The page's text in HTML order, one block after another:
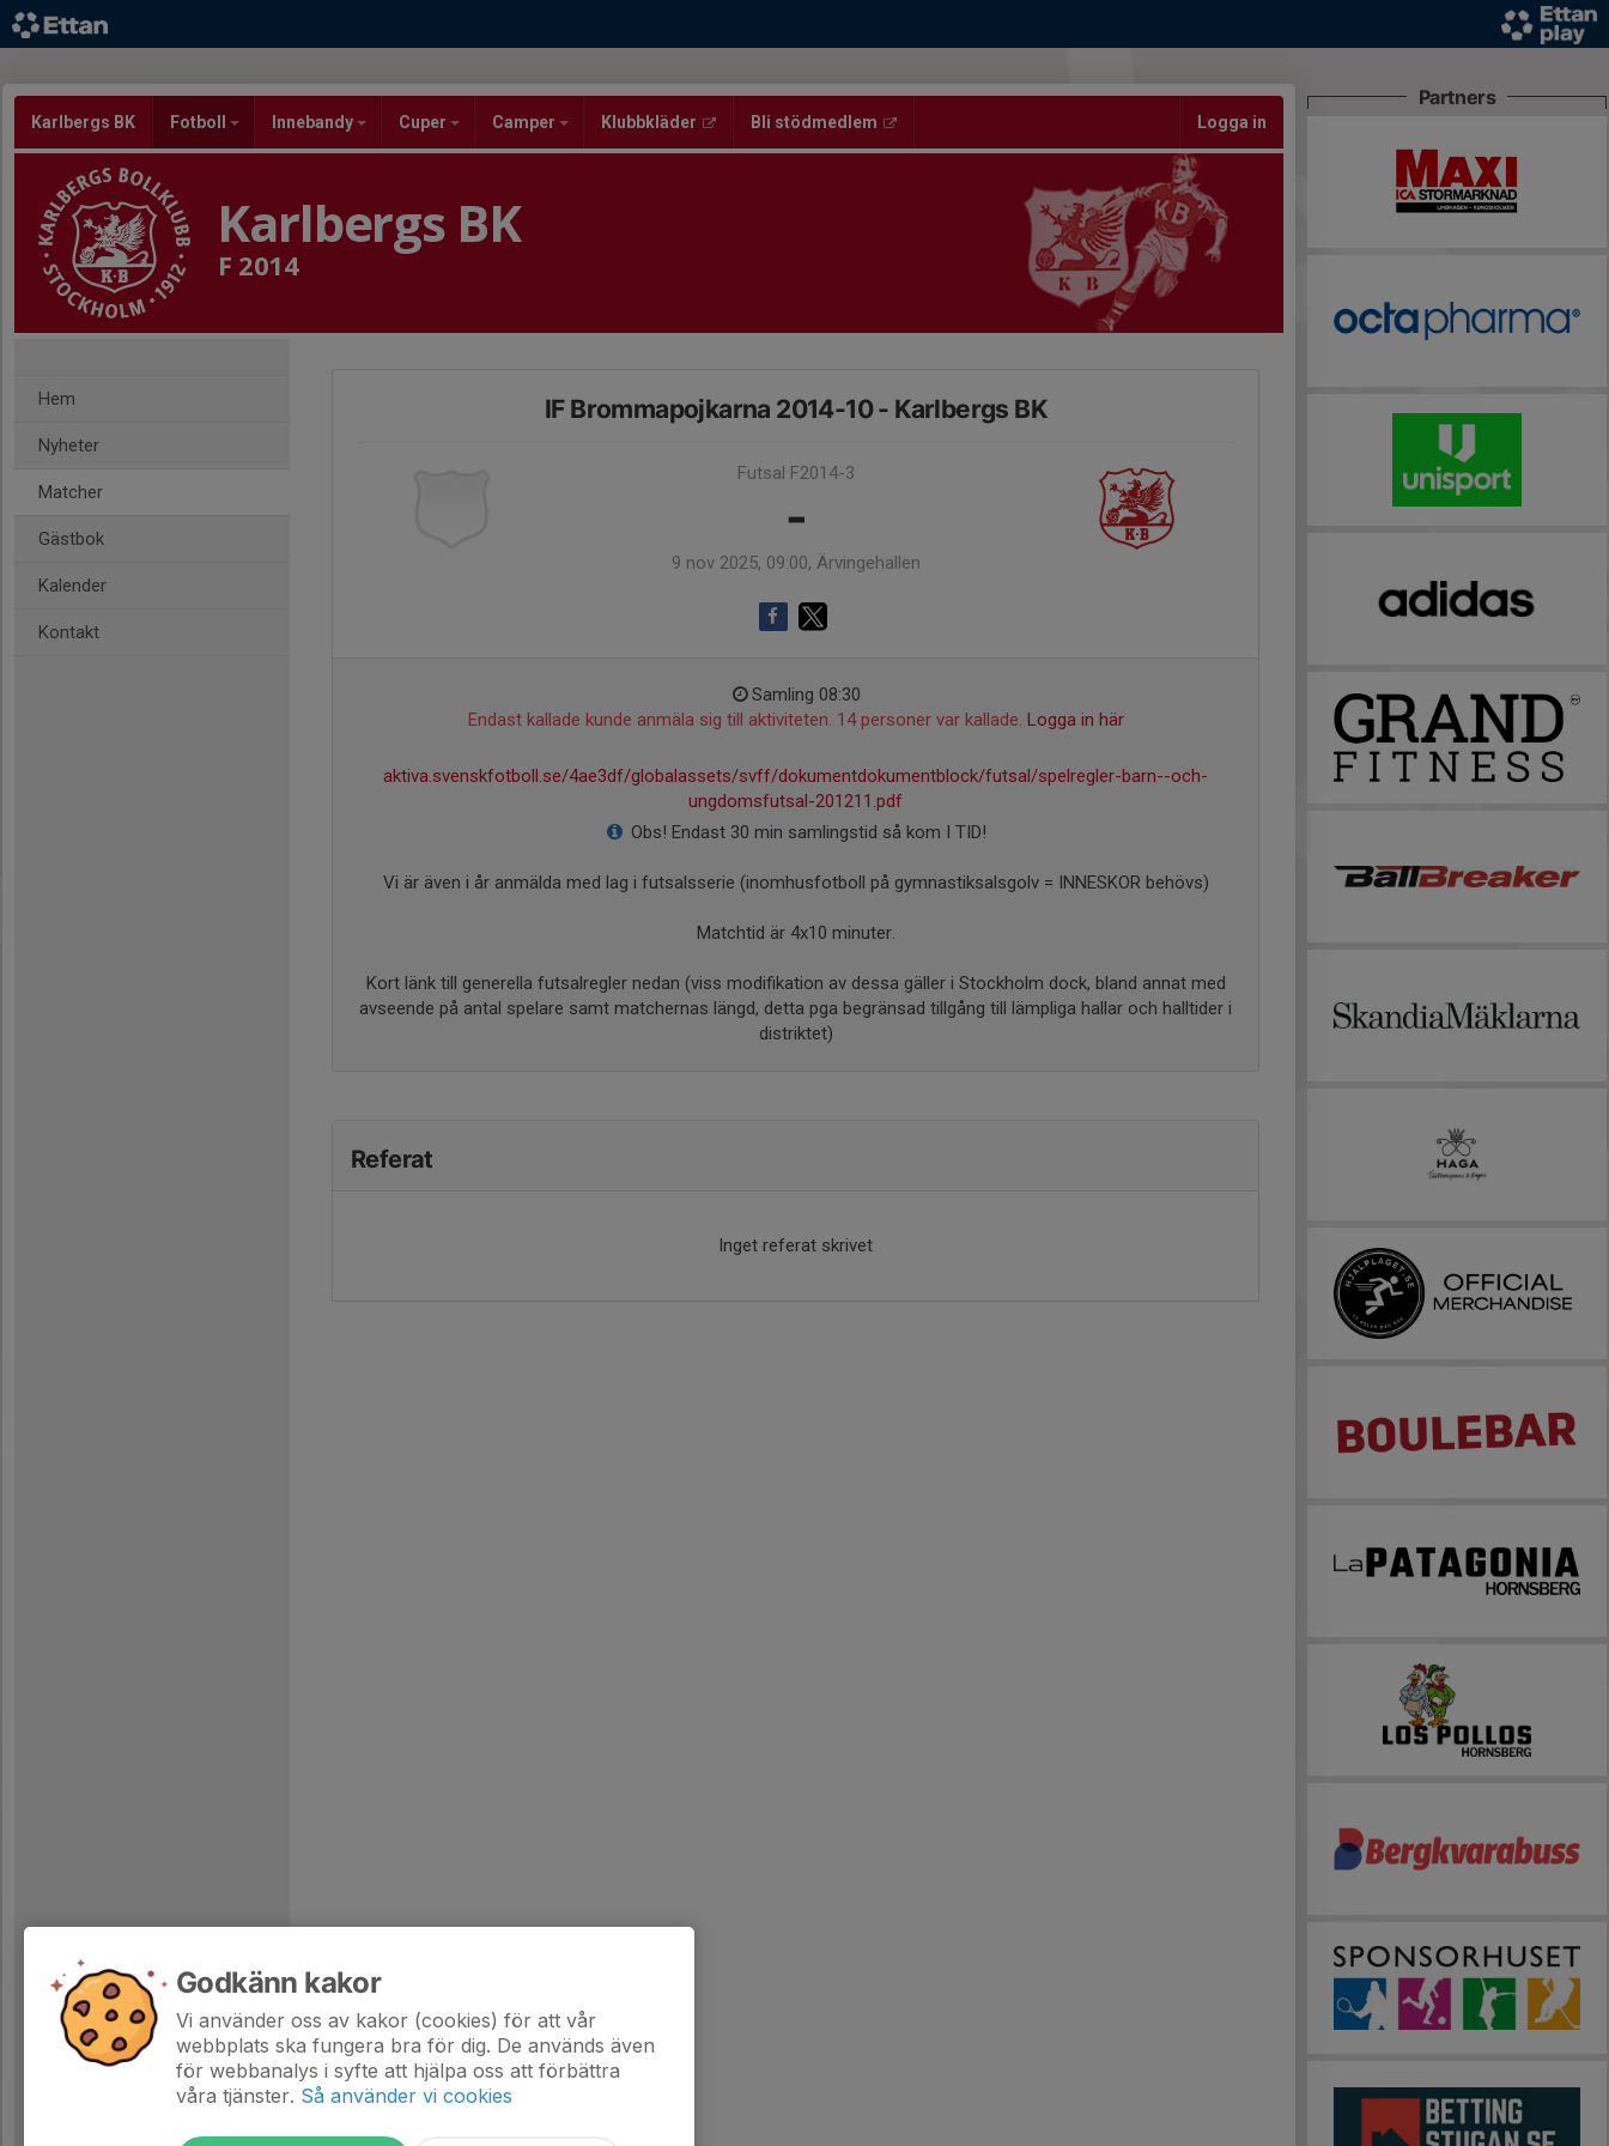
Karlbergs BK Fotboll Innebandy Cuper Camper Klubbkläder Bli stödmedlem Logga in
Karlbergs BK
F 2014
Hem
Nyheter
Matcher
Gästbok
Kalender
Kontakt
IF Brommapojkarna 2014-10 - Karlbergs BK
Futsal F2014-3
-
9 nov 2025, 09:00, Ärvingehallen
Samling 08:30
Endast kallade kunde anmäla sig till aktiviteten. 14 personer var kallade. Logga in här
aktiva.svenskfotboll.se/4ae3df/globalassets/svff/dokumentdokumentblock/futsal/spelregler-barn--och-
ungdomsfutsal-201211.pdf
Obs! Endast 30 min samlingstid så kom I TID!
Vi är även i år anmälda med lag i futsalsserie (inomhusfotboll på gymnastiksalsgolv = INNESKOR behövs)
Matchtid är 4x10 minuter.
Kort länk till generella futsalregler nedan (viss modifikation av dessa gäller i Stockholm dock, bland annat med
avseende på antal spelare samt matchernas längd, detta pga begränsad tillgång till lämpliga hallar och halltider i
distriktet)
Referat
Inget referat skrivet
Partners
Godkänn kakor
Vi använder oss av kakor (cookies) för att vår
webbplats ska fungera bra för dig. De används även
för webbanalys i syfte att hjälpa oss att förbättra
våra tjänster. Så använder vi cookies